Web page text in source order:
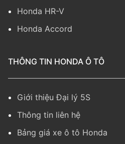
Honda HR-V
Honda Accord
THÔNG TIN HONDA Ô TÔ
Giới thiệu Đại lý 5S
Thông tin liên hệ
Bảng giá xe ô tô Honda